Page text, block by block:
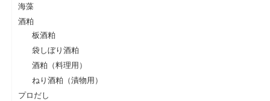
海藻
酒粕
板酒粕
袋しぼり酒粕
酒粕（料理用）
ねり酒粕（漬物用）
プロだし